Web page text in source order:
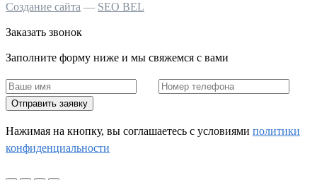
Создание сайта — SEO BEL
Заказать звонок
Заполните форму ниже и мы свяжемся с вами
Отправить заявку
Нажимая на кнопку, вы соглашаетесь c условиями политики
конфиденциальности